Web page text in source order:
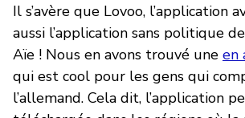
Il s’avère que Lovoo, l’application
aussi l’application sans politique
Aïe ! Nous en avons trouvé une en
qui est cool pour les gens qui
l’allemand. Cela dit, l’application